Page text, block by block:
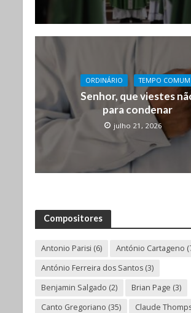
ORDINÁRIO TEMPO COMUM
Senhor, que viestes
para condenar
julho 21, 2026
Compositores
Antonio Parisi (6) António Cartageno
António Ferreira dos Santos(3)
Benjamin Salgado (2) Brian Page (3)
Canto Gregoriano (35) Claude